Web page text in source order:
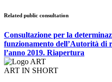
Related public consultation
Consultazione per la
funzionamento dell’Autorità di
l’anno 2019. Riapertura
ART IN SHORT